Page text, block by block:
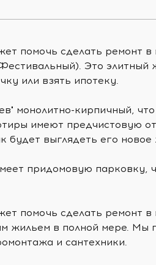
помочь сделать ремонт
Это элитный
или взять ипотеку.
монолитно-кирпичный,
имеют предчистовую
будет выглядеть его новое
придомовую парковку,
помочь сделать ремонт
жильем в полной мере. Мы
и сантехники.